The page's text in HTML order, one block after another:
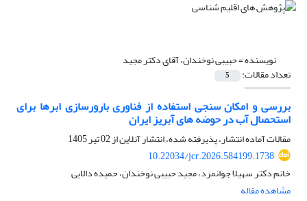
نویسنده =حبیبی نوخندان، آقای دکتر مجید
تعداد مقالات: 5
بررسی و امکان سنجی استفاده از فناوری بارورسازی ابرها برای
استحصال آب در حوضه های آبریز ایران
مقالات آماده انتشار، پذیرفته شده، انتشار آنلاین از02 تیر 1405
10.22034/jcr.2026.584199.1738
خانم دکتر سهیلا جوانمرد، مجید حبیبی نوخندان، حمیده دالایی
مشاهده مقاله